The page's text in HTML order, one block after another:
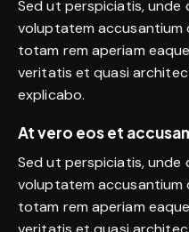
Sed ut perspiciatis, unde
voluptatem accusantium
totam rem aperiam
veritatis et quasi
explicabo.
At vero eos et
Sed ut perspiciatis, unde
voluptatem accusantium
totam rem aperiam